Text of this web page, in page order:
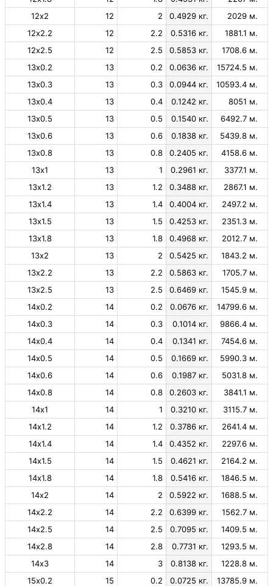
12х2
12 2 0.4929 кг.
2029 м.
12х2.2
12 2.2 0.5316 кг.
1881.1 м.
12х2.5
12 2.5 0.5853 кг.
1708.6 м.
13х0.2
13 0.2 0.0636 кг.
15724.5 м.
13х0.3
13 0.3 0.0944 кг.
10593.4 м.
13х0.4
13 0.4 0.1242 кг.
8051 м.
13х0.5
13 0.5 0.1540 кг.
6492.7 м.
13х0.6
13 0.6 0.1838 кг.
5439.8 м.
13х0.8
13 0.8 0.2405 кг.
4158.6 м.
13х1
13 1 0.2961 кг.
3377.1 м.
13х1.2
13 1.2 0.3488 кг.
2867.1 м.
13х1.4
13 1.4 0.4004 кг.
2497.2 м.
13х1.5
13 1.5 0.4253 кг.
2351.3 м.
13х1.8
13 1.8 0.4968 кг.
2012.7 м.
13х2
13 2 0.5425 кг.
1843.2 м.
13х2.2
13 2.2 0.5863 кг.
1705.7 м.
13х2.5
13 2.5 0.6469 кг.
1545.9 м.
14х0.2
14 0.2 0.0676 кг.
14799.6 м.
14х0.3
14 0.3 0.1014 кг.
9866.4 м.
14х0.4
14 0.4 0.1341 кг.
7454.6 м.
14х0.5
14 0.5 0.1669 кг.
5990.3 м.
14х0.6
14 0.6 0.1987 кг.
5031.8 м.
14х0.8
14 0.8 0.2603 кг.
3841.1 м.
14х1
14 1 0.3210 кг.
3115.7 м.
14х1.2
14 1.2 0.3786 кг.
2641.4 м.
14х1.4
14 1.4 0.4352 кг.
2297.6 м.
14х1.5
14 1.5 0.4621 кг.
2164.2 м.
14х1.8
14 1.8 0.5416 кг.
1846.5 м.
14х2
14 2 0.5922 кг.
1688.5 м.
14х2.2
14 2.2 0.6399 кг.
1562.7 м.
14х2.5
14 2.5 0.7095 кг.
1409.5 м.
14х2.8
14 2.8 0.7731 кг.
1293.5 м.
14х3
14 3 0.8138 кг.
1228.8 м.
15х0.2
15 0.2 0.0725 кг.
13785.9 м.